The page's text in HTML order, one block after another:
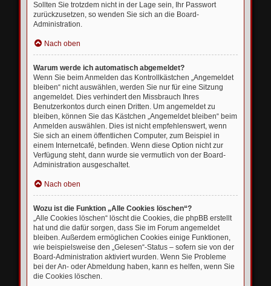
Sollten Sie trotzdem nicht in der Lage sein, Ihr Passwort
zurückzusetzen, so wenden Sie sich an die Board-
Administration.
Nach oben
Warum werde ich automatisch abgemeldet?
Wenn Sie beim Anmelden das Kontrollkästchen „Angemeldet
bleiben“ nicht auswählen, werden Sie nur für eine Sitzung
angemeldet. Dies verhindert den Missbrauch Ihres
Benutzerkontos durch einen Dritten. Um angemeldet zu
bleiben, können Sie das Kästchen „Angemeldet bleiben“ beim
Anmelden auswählen. Dies ist nicht empfehlenswert, wenn
Sie sich an einem öffentlichen Computer, zum Beispiel in
einem Internetcafé, befinden. Wenn diese Option nicht zur
Verfügung steht, dann wurde sie vermutlich von der Board-
Administration ausgeschaltet.
Nach oben
Wozu ist die Funktion „Alle Cookies löschen“?
„Alle Cookies löschen“ löscht die Cookies, die phpBB erstellt
hat und die dafür sorgen, dass Sie im Forum angemeldet
bleiben. Außerdem ermöglichen Cookies einige Funktionen,
wie beispielsweise den „Gelesen“-Status – sofern sie von der
Board-Administration aktiviert wurden. Wenn Sie Probleme
bei der An- oder Abmeldung haben, kann es helfen, wenn Sie
die Cookies löschen.